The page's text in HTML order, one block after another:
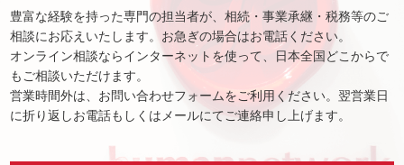
豊富な経験を持った専門の担当者が、相続・事業承継・税務等のご
相談にお応えいたします。お急ぎの場合はお電話ください。
オンライン相談ならインターネットを使って、日本全国どこからで
もご相談いただけます。
営業時間外は、お問い合わせフォームをご利用ください。翌営業日
に折り返しお電話もしくはメールにてご連絡申し上げます。